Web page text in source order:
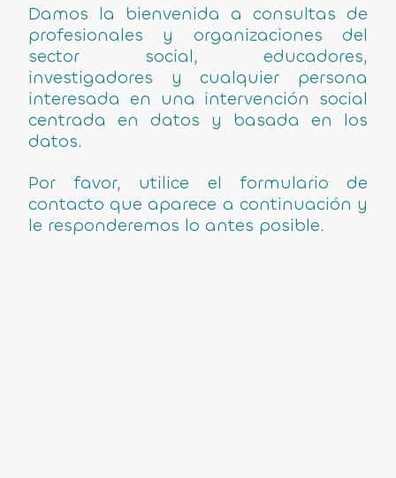
Damos la bienvenida a consultas de
profesionales y organizaciones del
sector social, educadores,
investigadores y cualquier persona
interesada en una intervención social
centrada en datos y basada en los
datos.
Por favor, utilice el formulario de
contacto que aparece a continuación y
le responderemos lo antes posible.